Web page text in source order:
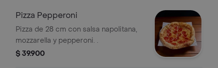
Pizza Pepperoni
Pizza de 28 cm con salsa napolitana,
mozzarella y pepperoni. .
$ 39.900